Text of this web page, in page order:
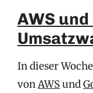
AWS und
In dieser
vonAWSund